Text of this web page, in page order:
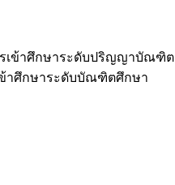
เข้าศึกษาระดับปริญญาบัณฑิต
าศึกษาระดับบัณฑิตศึกษา